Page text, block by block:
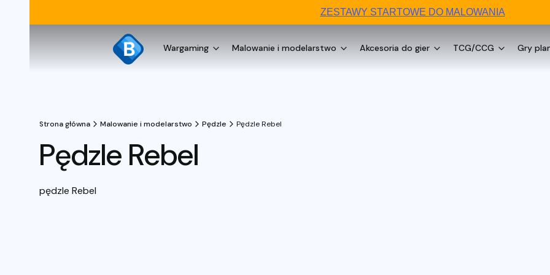
ZESTAWY STARTOWE DO MALOWANIA
Wargaming Malowanie i modelarstwo Akcesoria do gier TCG/CCG Gry
Strona główna Malowanie i modelarstwo Pędzle Pędzle Rebel
Pędzle Rebel
pędzle Rebel